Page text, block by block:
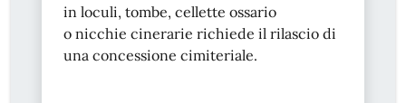
in loculi, tombe, cellette ossario
o nicchie cinerarie richiede il rilascio di
una concessione cimiteriale.